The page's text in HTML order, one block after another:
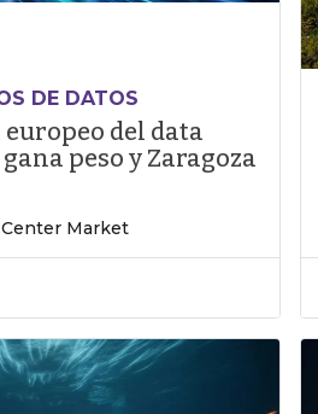
DE DATOS
del data
peso y Zaragoza
Market